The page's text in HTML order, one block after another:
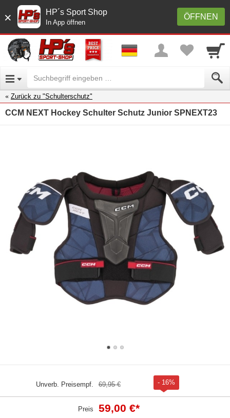
× ÖFFNEN
HP´s Sport Shop
In App öffnen
Zurück zu "Schulterschutz"
CCM NEXT Hockey Schulter Schutz Junior SPNEXT23
Unverb. Preisempf. 69,95 € - 16%
Preis 59,00 €*